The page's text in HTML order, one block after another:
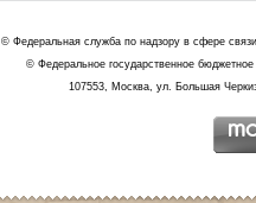
© Федеральная служба по надзору в сфере
© Федеральное государственное
107553, Москва, ул. Большая